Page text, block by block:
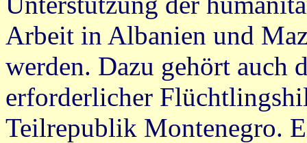
Arbeit in Albanien und
werden. Dazu gehört auch
erforderlicher
Teilrepublik Montenegro.